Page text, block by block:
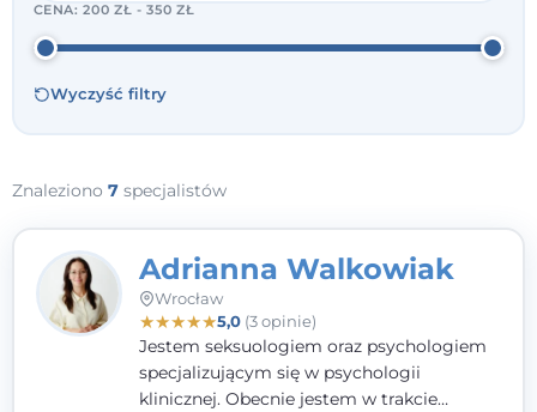
CENA:200 ZŁ - 350 ZŁ
Wyczyść filtry
Znaleziono 7 specjalistów
Adrianna Walkowiak
Wrocław
★★★★★5,0(3 opinie)
Jestem seksuologiem oraz psychologiem
specjalizującym się w psychologii
klinicznej. Obecnie jestem w trakcie